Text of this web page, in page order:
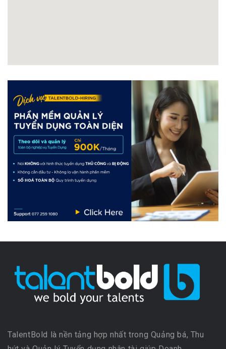
TalentBold là nền tảng hợp nhất trong Quảng bá, Thu